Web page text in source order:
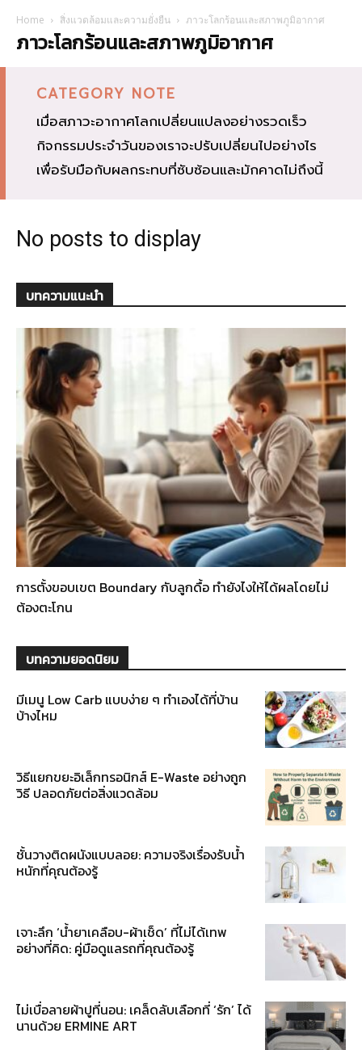
Home สิ่งแวดล้อมและความยั่งยืน ภาวะโลกร้อนและสภาพภูมิอากาศ
ภาวะโลกร้อนและสภาพภูมิอากาศ
CATEGORY NOTE
เมื่อสภาวะอากาศโลกเปลี่ยนแปลงอย่างรวดเร็ว
กิจกรรมประจำวันของเราจะปรับเปลี่ยนไปอย่างไร
เพื่อรับมือกับผลกระทบที่ซับซ้อนและมักคาดไม่ถึงนี้
No posts to display
บทความแนะนำ
การตั้งขอบเขต Boundary กับลูกดื้อ ทำยังไงให้ได้ผลโดยไม่
ต้องตะโกน
บทความยอดนิยม
มีเมนู Low Carb แบบง่าย ๆ ทำเองได้ที่บ้าน
บ้างไหม
วิธีแยกขยะอิเล็กทรอนิกส์ E-Waste อย่างถูก
วิธี ปลอดภัยต่อสิ่งแวดล้อม
ชั้นวางติดผนังแบบลอย: ความจริงเรื่องรับน้ำ
หนักที่คุณต้องรู้
เจาะลึก ‘น้ำยาเคลือบ-ผ้าเช็ด’ ที่ไม่ได้เทพ
อย่างที่คิด: คู่มือดูแลรถที่คุณต้องรู้
ไม่เบื่อลายผ้าปูที่นอน: เคล็ดลับเลือกที่ ‘รัก’ ได้
นานด้วย ERMINE ART